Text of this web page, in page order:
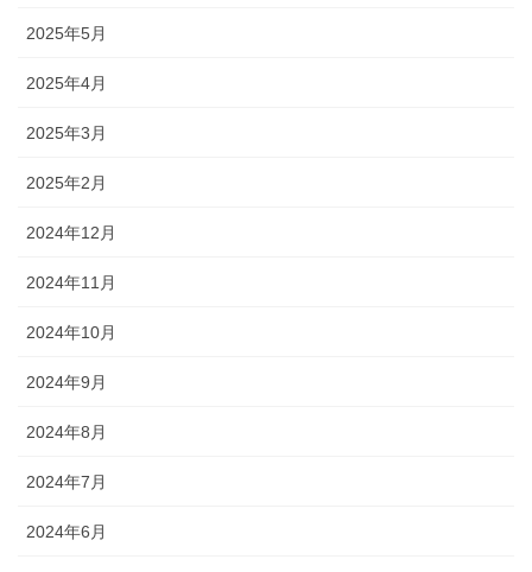
2025年5月
2025年4月
2025年3月
2025年2月
2024年12月
2024年11月
2024年10月
2024年9月
2024年8月
2024年7月
2024年6月